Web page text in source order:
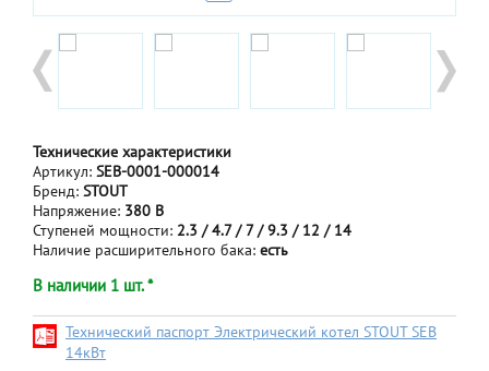
Технические характеристики
Артикул: SEB-0001-000014
Бренд: STOUT
Напряжение: 380 В
Ступеней мощности: 2.3 / 4.7 / 7 / 9.3 / 12 / 14
Наличие расширительного бака: есть
В наличии 1 шт. *
Технический паспорт Электрический котел STOUT SEB
14кВт